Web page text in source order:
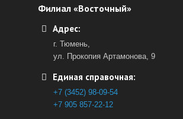
Филиал «Восточный»
Адрес:
г. Тюмень,
ул. Прокопия Артамонова, 9
Единая справочная:
+7 (3452) 98-09-54
+7 905 857-22-12